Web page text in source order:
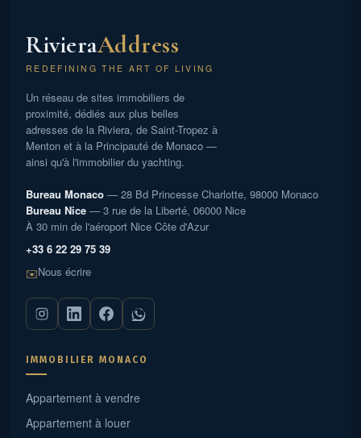
RivieraAddress
REDEFINING THE ART OF LIVING
Un réseau de sites immobiliers de
proximité, dédiés aux plus belles
adresses de la Riviera, de Saint-Tropez à
Menton et à la Principauté de Monaco —
ainsi qu'à l'immobilier du yachting.
Bureau Monaco — 28 Bd Princesse Charlotte, 98000 Monaco
Bureau Nice — 3 rue de la Liberté, 06000 Nice
À 30 min de l'aéroport Nice Côte d'Azur
+33 6 22 29 75 39
✉️Nous écrire
IMMOBILIER MONACO
Appartement à vendre
Appartement à louer